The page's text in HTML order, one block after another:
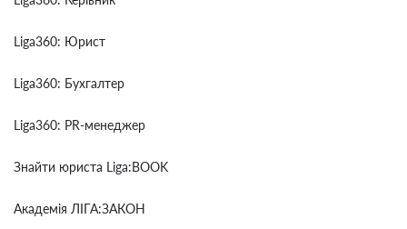
Liga360: Юрист
Liga360: Бухгалтер
Liga360: PR-менеджер
Знайти юриста Liga:BOOK
Академія ЛІГА:ЗАКОН